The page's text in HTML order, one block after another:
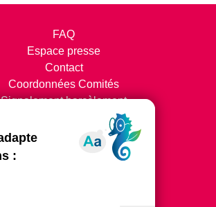
FAQ
Espace presse
Contact
Coordonnées Comités
Signalement harcèlement
Suivez-nous !